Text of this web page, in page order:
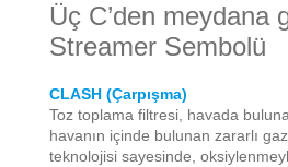
Üç C’den meydana
Streamer Sembolü
CLASH (Çarpışma)
Toz toplama filtresi, havada
havanın içinde bulunan zararlı
teknolojisi sayesinde,